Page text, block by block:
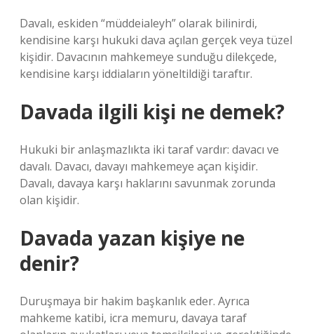
Davalı, eskiden “müddeialeyh” olarak bilinirdi,
kendisine karşı hukuki dava açılan gerçek veya tüzel
kişidir. Davacının mahkemeye sunduğu dilekçede,
kendisine karşı iddiaların yöneltildiği taraftır.
Davada ilgili kişi ne demek?
Hukuki bir anlaşmazlıkta iki taraf vardır: davacı ve
davalı. Davacı, davayı mahkemeye açan kişidir.
Davalı, davaya karşı haklarını savunmak zorunda
olan kişidir.
Davada yazan kişiye ne
denir?
Duruşmaya bir hakim başkanlık eder. Ayrıca
mahkeme katibi, icra memuru, davaya taraf